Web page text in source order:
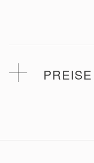
PREISE